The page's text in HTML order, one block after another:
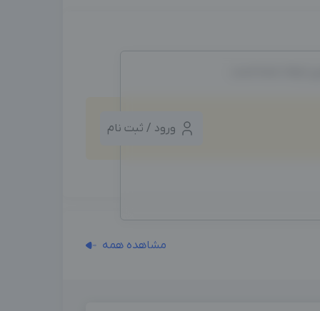
ایجاد شده است.
ورود / ثبت نام
مشاهده همه